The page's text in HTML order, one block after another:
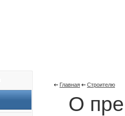
Главная Строителю
О